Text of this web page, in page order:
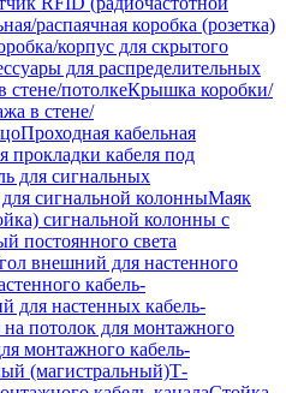
распаячная коробка (розетка)
корпус для скрытого
для распределительных
стене/потолкеКрышка коробки/
в стене/
Проходная кабельная
прокладки кабеля под
для сигнальных
сигнальной колонныМаяк
сигнальной колонны с
постоянного света
внешний для настенного
кабель-
для настенных кабель-
потолок для монтажного
монтажного кабель-
(магистральный)Т-